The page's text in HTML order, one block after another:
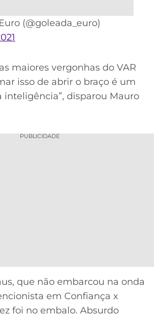
(@goleada_euro)
maiores vergonhas do VAR
isso de abrir o braço é um
inteligência”, disparou Mauro
PUBLICIDADE
que não embarcou na onda
em Confiança x
foi no embalo. Absurdo